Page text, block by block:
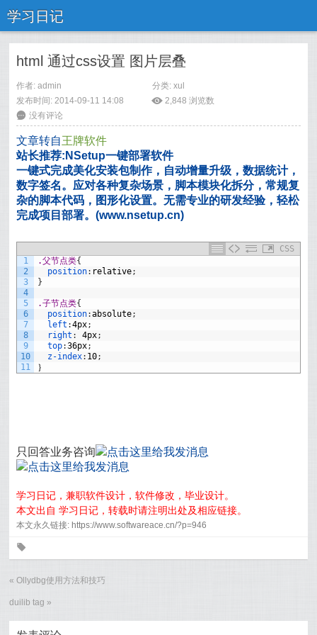
学习日记
html 通过css设置 图片层叠
作者: admin 分类: xul
发布时间: 2014-09-11 14:08
ė 2,848 浏览数
6 没有评论
文章转自王牌软件
站长推荐:NSetup一键部署软件
一键式完成美化安装包制作，自动增量升级，数据统计，
数字签名。应对各种复杂场景，脚本模块化拆分，常规复
杂的脚本代码，图形化设置。无需专业的研发经验，轻松
完成项目部署。(www.nsetup.cn)
CSS
1
2
3
4
5
6
7
8
9
10
11
.父节点类{
position: relative;
}
.子节点类{
position:absolute;
left :4px;
right : 4px;
top:36px;
z-index: 10;
｝
只回答业务咨询
学习日记，兼职软件设计，软件修改，毕业设计。
本文出自 学习日记，转载时请注明出处及相应链接。
本文永久链接: https://www.softwareace.cn/?p=946
0
«Ollydbg使用方法和技巧
duilib tag »